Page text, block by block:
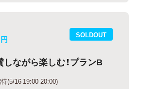
SOLDOUT
円
ながら楽しむ！プランB
(5/16 19:00-20:00)